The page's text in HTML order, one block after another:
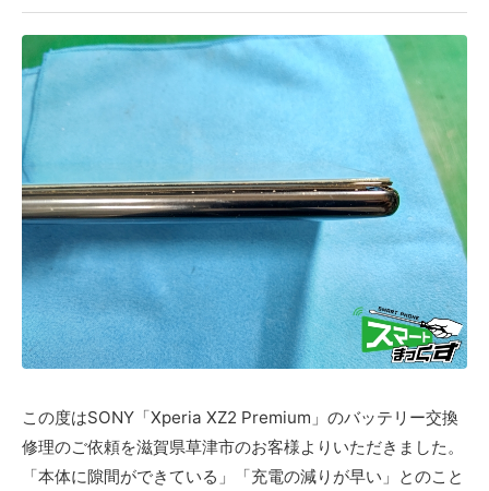
この度はSONY「Xperia XZ2 Premium」のバッテリー交換
修理のご依頼を滋賀県草津市のお客様よりいただきました。
「本体に隙間ができている」「充電の減りが早い」とのこと